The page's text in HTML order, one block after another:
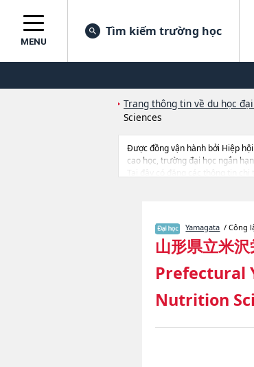
MENU
Tìm kiếm trường học
Trang thông tin về du học
Sciences
Được đồng vận hành bởi Hiệp
cao học, trường đại học ngắn
Tại đây có đăng các thông tin
Yamagata / Công
山形県立米
Prefectural
Nutrition